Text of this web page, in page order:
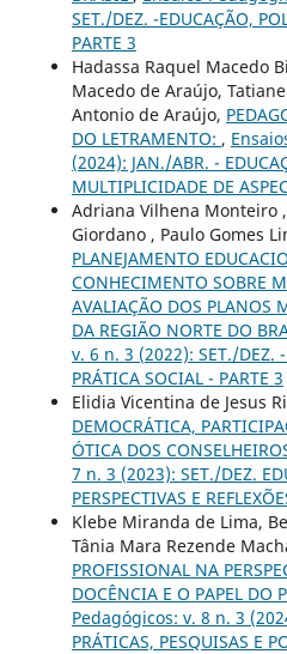
SET./DEZ. -EDUCAÇÃO,
PARTE 3
Hadassa Raquel Macedo
Macedo de Araújo,
Antonio de Araújo,
DO LETRAMENTO: ,
(2024): JAN./ABR. -
MULTIPLICIDADE DE
Adriana Vilhena Monteiro
Giordano , Paulo Gomes
PLANEJAMENTO
CONHECIMENTO SOBRE
AVALIAÇÃO DOS PLANOS
DA REGIÃO NORTE DO
v. 6 n. 3 (2022): SET./DEZ.
PRÁTICA SOCIAL - PARTE 3
Elidia Vicentina de Jesus
DEMOCRÁTICA,
ÓTICA DOS
7 n. 3 (2023): SET./DEZ.
PERSPECTIVAS E
Klebe Miranda de Lima,
Tânia Mara Rezende
PROFISSIONAL NA
DOCÊNCIA E O PAPEL DO
Pedagógicos: v. 8 n. 3
PRÁTICAS, PESQUISAS E